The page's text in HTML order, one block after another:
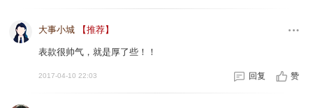
大事小城 【推荐】
表款很帅气，就是厚了些！！
2017-04-10 22:03 回复 赞